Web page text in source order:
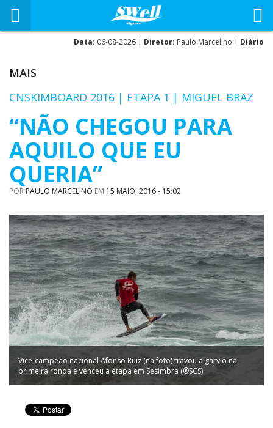
Data: 06-08-2026 | Diretor: Paulo Marcelino | Diário
MAIS
CNSKIMBOARD 2016 | ETAPA 1 | MIGUEL BRAZ
“NÃO CHEGOU PARA
AQUILO QUE EU
QUERIA”
POR PAULO MARCELINO EM 15 MAIO, 2016 - 15:02
Vice-campeão nacional Afonso Ruiz (na foto) travou algarvio na
primeira ronda e venceu a etapa em Sesimbra (®SCS)